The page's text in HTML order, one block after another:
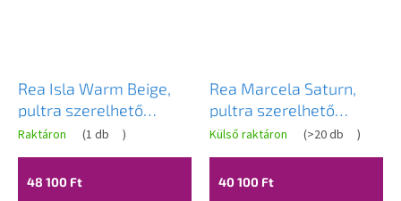
Rea Isla Warm Beige,
pultra szerelhető
mosdó 490x370x140
mm, bézs, REA-U7882
Raktáron (1 db )
48 100 Ft
Rea Marcela Saturn,
pultra szerelhető
mosdó 600×370×135
mm, matt bézs, REA-
U3519
Külső raktáron (>20 db )
40 100 Ft